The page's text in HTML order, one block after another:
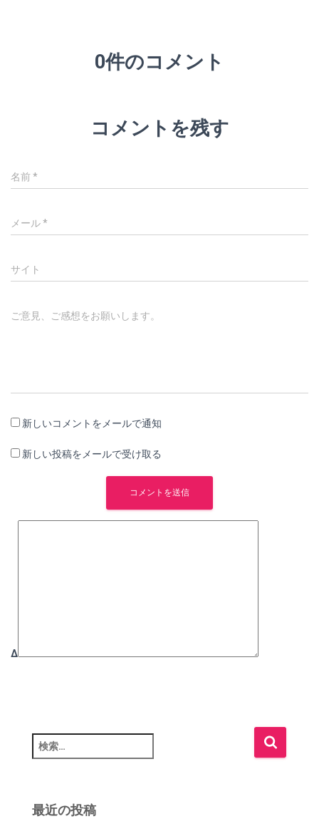
0件のコメント
コメントを残す
名前*
メール*
サイト
ご意見、ご感想をお願いします。
新しいコメントをメールで通知
新しい投稿をメールで受け取る
Δ
検
索
最近の投稿